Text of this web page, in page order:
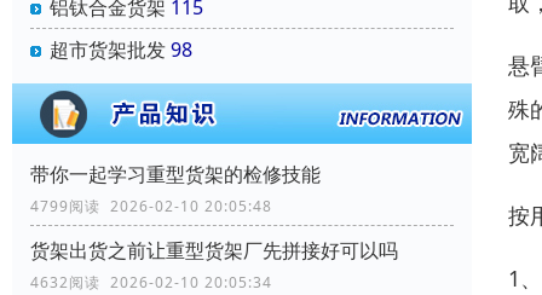
铝钛合金货架 115
超市货架批发98
带你一起学习重型货架的检修技能
4799阅读 2026-02-10 20:05:48
货架出货之前让重型货架厂先拼接好可以吗
4632阅读 2026-02-10 20:05:34
悬
殊
宽
按
1